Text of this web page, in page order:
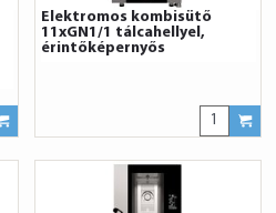
Elektromos kombisütő
11xGN1/1 tálcahellyel,
érintőképernyős